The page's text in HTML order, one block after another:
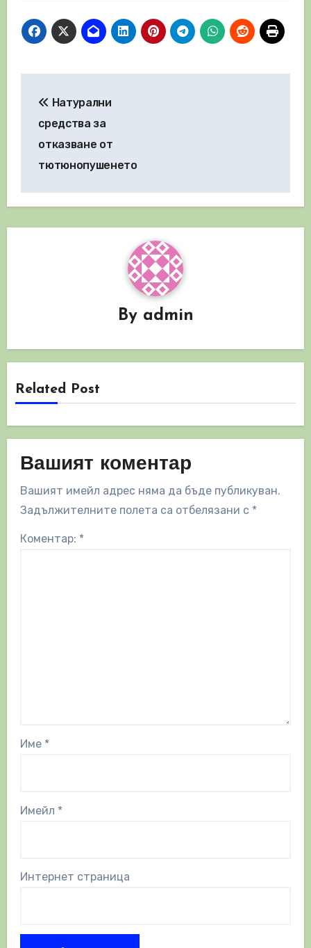
Натурални
средства за
отказване от
тютюнопушенето
By admin
Related Post
Вашият коментар
Вашият имейл адрес няма да бъде публикуван.
Задължителните полета са отбелязани с *
Коментар: *
Име *
Имейл *
Интернет страница